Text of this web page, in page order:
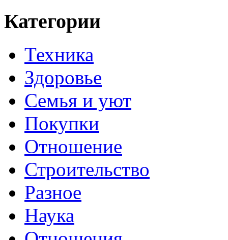
Категории
Техника
Здоровье
Семья и уют
Покупки
Отношение
Строительство
Разное
Наука